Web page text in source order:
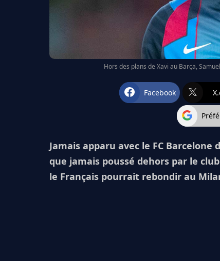
Hors des plans de Xavi au Barça,
Facebook
Jamais apparu avec le FC
que jamais poussé dehors par le
le Français pourrait rebondir au